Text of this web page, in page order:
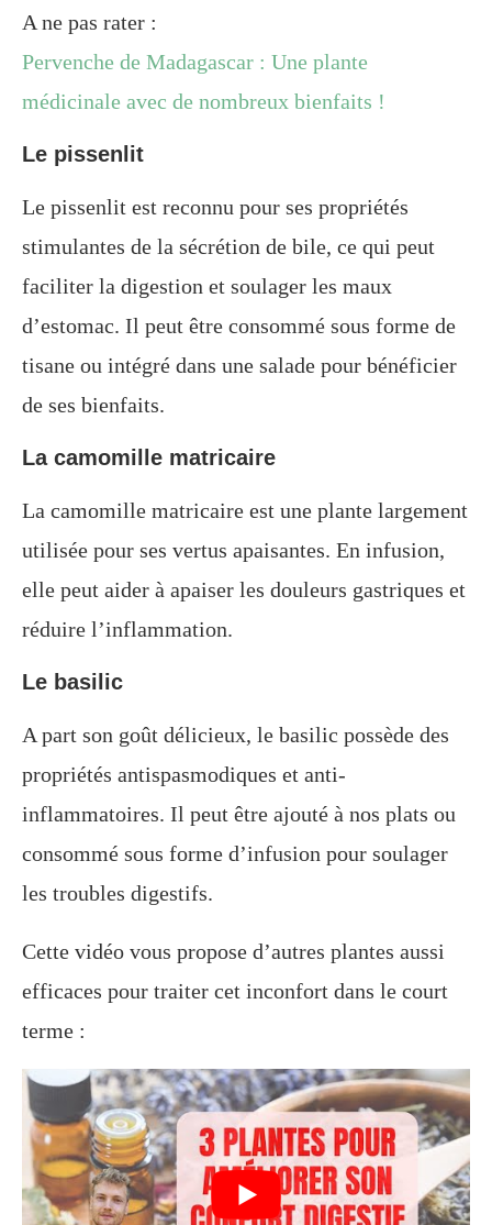
A ne pas rater :
Pervenche de Madagascar : Une plante
médicinale avec de nombreux bienfaits !
Le pissenlit
Le pissenlit est reconnu pour ses propriétés
stimulantes de la sécrétion de bile, ce qui peut
faciliter la digestion et soulager les maux
d’estomac. Il peut être consommé sous forme de
tisane ou intégré dans une salade pour bénéficier
de ses bienfaits.
La camomille matricaire
La camomille matricaire est une plante largement
utilisée pour ses vertus apaisantes. En infusion,
elle peut aider à apaiser les douleurs gastriques et
réduire l’inflammation.
Le basilic
A part son goût délicieux, le basilic possède des
propriétés antispasmodiques et anti-
inflammatoires. Il peut être ajouté à nos plats ou
consommé sous forme d’infusion pour soulager
les troubles digestifs.
Cette vidéo vous propose d’autres plantes aussi
efficaces pour traiter cet inconfort dans le court
terme :